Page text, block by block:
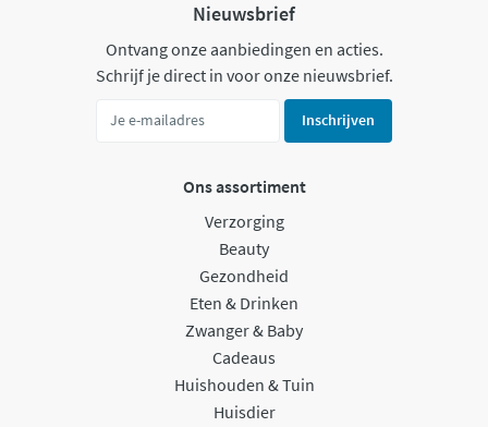
Nieuwsbrief
Ontvang onze aanbiedingen en acties.
Schrijf je direct in voor onze nieuwsbrief.
Inschrijven
Ons assortiment
Verzorging
Beauty
Gezondheid
Eten & Drinken
Zwanger & Baby
Cadeaus
Huishouden & Tuin
Huisdier